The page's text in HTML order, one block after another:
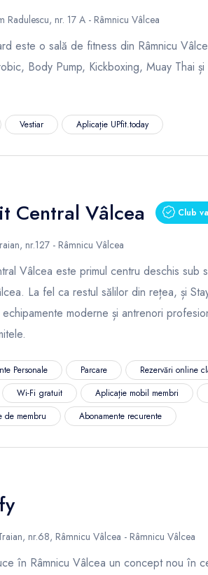
Radulescu, nr. 17 A - Râmnicu Vâlcea
este o sală de fitness din Râmnicu
Body Pump, Kickboxing, Muay Thai
Vestiar Aplicație UPfit.today
Central Vâlcea Club
nr.127 - Râmnicu Vâlcea
Vâlcea este primul centru deschis sub
La fel ca restul sălilor din rețea, și
moderne și antrenori
Personale Parcare Rezervări online
Wi-Fi gratuit Aplicație mobil membri
de membru
Abonamente recurente
nr.68, Râmnicu Vâlcea - Râmnicu Vâlcea
în Râmnicu Vâlcea un concept nou în